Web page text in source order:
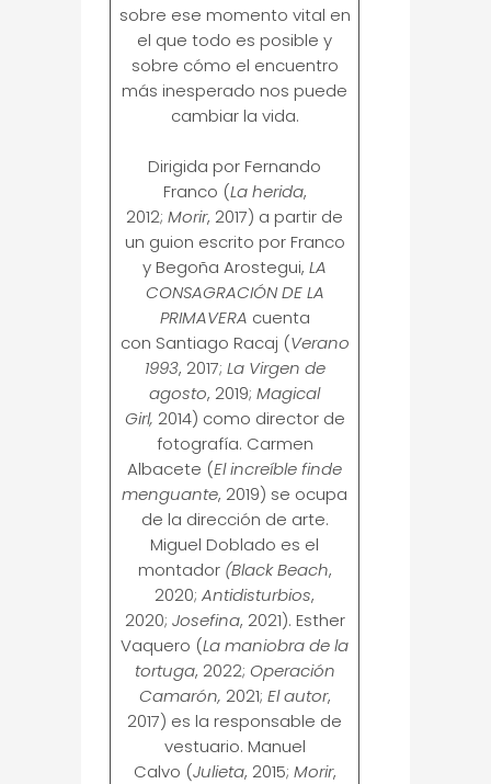
sobre ese momento vital en
el que todo es posible y
sobre cómo el encuentro
más inesperado nos puede
cambiar la vida.
Dirigida por Fernando
Franco (La herida,
2012; Morir, 2017) a partir de
un guion escrito por Franco
y Begoña Arostegui, LA
CONSAGRACIÓN DE LA
PRIMAVERA cuenta
con Santiago Racaj (Verano
1993, 2017; La Virgen de
agosto, 2019; Magical
Girl, 2014) como director de
fotografía. Carmen
Albacete (El increíble finde
menguante, 2019) se ocupa
de la dirección de arte.
Miguel Doblado es el
montador (Black Beach,
2020; Antidisturbios,
2020; Josefina, 2021). Esther
Vaquero (La maniobra de la
tortuga, 2022; Operación
Camarón, 2021; El autor,
2017) es la responsable de
vestuario. Manuel
Calvo (Julieta, 2015; Morir,